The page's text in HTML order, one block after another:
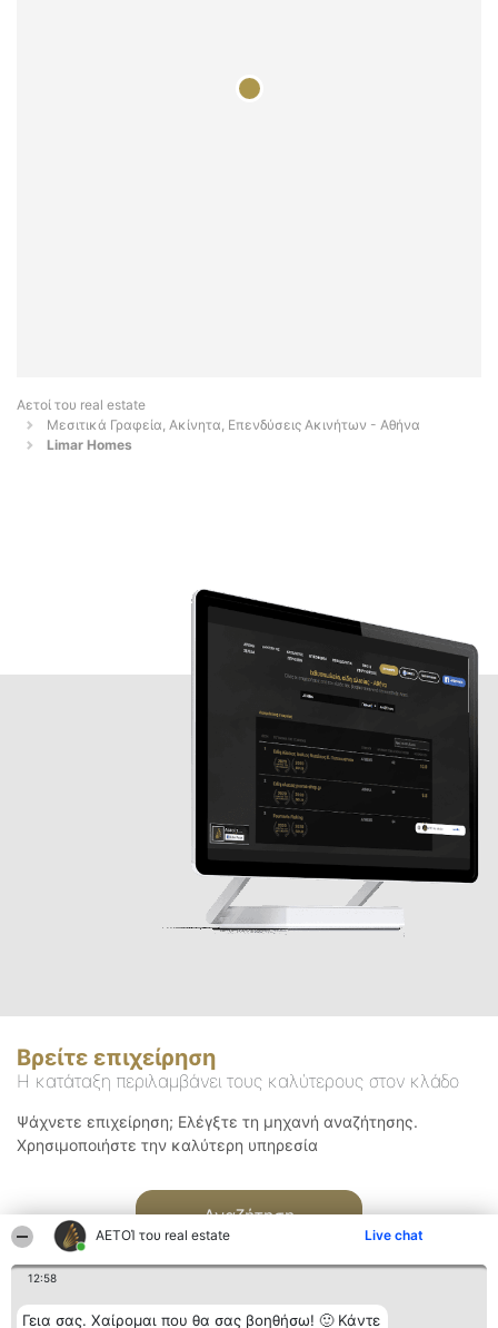
ΑΕΤΟΊ του real estate Live chat
12:58
Γεια σας. Χαίρομαι που θα σας βοηθήσω! 🙂 Κάντε
Αετοί του real estate
Μεσιτικά Γραφεία, Ακίνητα, Επενδύσεις Ακινήτων - Αθήνα
Limar Homes
Βρείτε επιχείρηση
Η κατάταξη περιλαμβάνει τους καλύτερους στον κλάδο
Ψάχνετε επιχείρηση; Ελέγξτε τη μηχανή αναζήτησης.
Χρησιμοποιήστε την καλύτερη υπηρεσία
Αναζήτηση